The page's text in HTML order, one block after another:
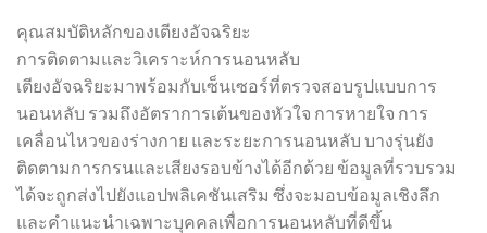
คุณสมบัติหลักของเตียงอัจฉริยะ
การติดตามและวิเคราะห์การนอนหลับ
เตียงอัจฉริยะมาพร้อมกับเซ็นเซอร์ที่ตรวจสอบรูปแบบการ
นอนหลับ รวมถึงอัตราการเต้นของหัวใจ การหายใจ การ
เคลื่อนไหวของร่างกาย และระยะการนอนหลับ บางรุ่นยัง
ติดตามการกรนและเสียงรอบข้างได้อีกด้วย ข้อมูลที่รวบรวม
ได้จะถูกส่งไปยังแอปพลิเคชันเสริม ซึ่งจะมอบข้อมูลเชิงลึก
และคำแนะนำเฉพาะบุคคลเพื่อการนอนหลับที่ดีขึ้น